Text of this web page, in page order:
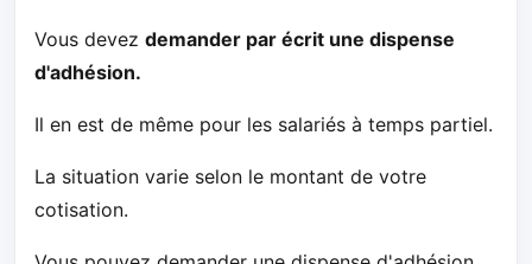
Vous devez demander par écrit une dispense
d'adhésion.
Il en est de même pour les salariés à temps partiel.
La situation varie selon le montant de votre
cotisation.